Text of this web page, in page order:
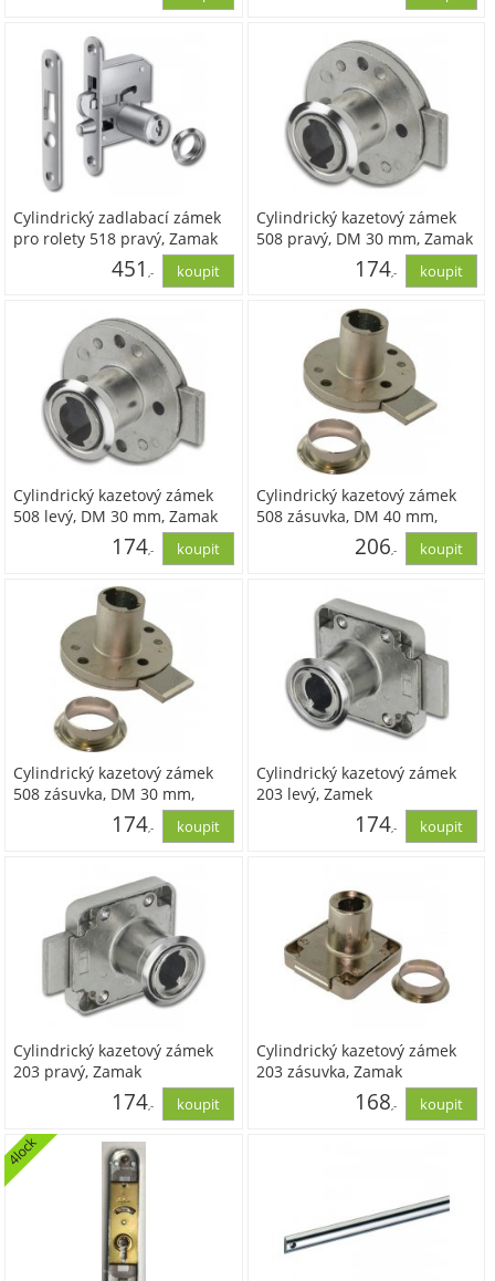
Cylindrický zadlabací zámek
pro rolety 518 pravý, Zamak
451,-
Cylindrický kazetový zámek
508 pravý, DM 30 mm, Zamak
174,-
143,78
Cylindrický kazetový zámek
508 levý, DM 30 mm, Zamak
174,-
143,78
Cylindrický kazetový zámek
508 zásuvka, DM 40 mm,
Zamak poniklovaný
206,-
Cylindrický kazetový zámek
508 zásuvka, DM 30 mm,
Zamak poniklovaný
174,-
Cylindrický kazetový zámek
203 levý, Zamek
poniklovaný.Rozsah dodávky:
bez cylindrické zámkové
174,-
Cylindrický kazetový zámek
203 pravý, Zamak
poniklovaný.Rozsah dodávky:
bez cylindrické zámkové
vložky, s 1 rozetou
174,-
143,54
Cylindrický kazetový zámek
203 zásuvka, Zamak
168,-
4lock